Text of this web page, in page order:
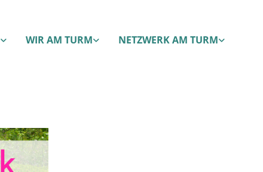
WIR AM TURM NETZWERK AM TURM